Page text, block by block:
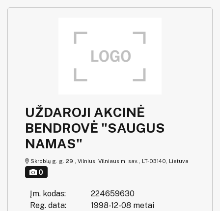
UŽDAROJI AKCINĖ
BENDROVĖ "SAUGUS
NAMAS"
Skroblų g. g. 29 , Vilnius, Vilniaus m. sav., LT-03140, Lietuva
0
Įm. kodas:
224659630
Reg. data:
1998-12-08 metai